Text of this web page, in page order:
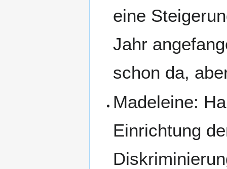
eine
Jahr
schon da,
Madeleine:
Einrichtung